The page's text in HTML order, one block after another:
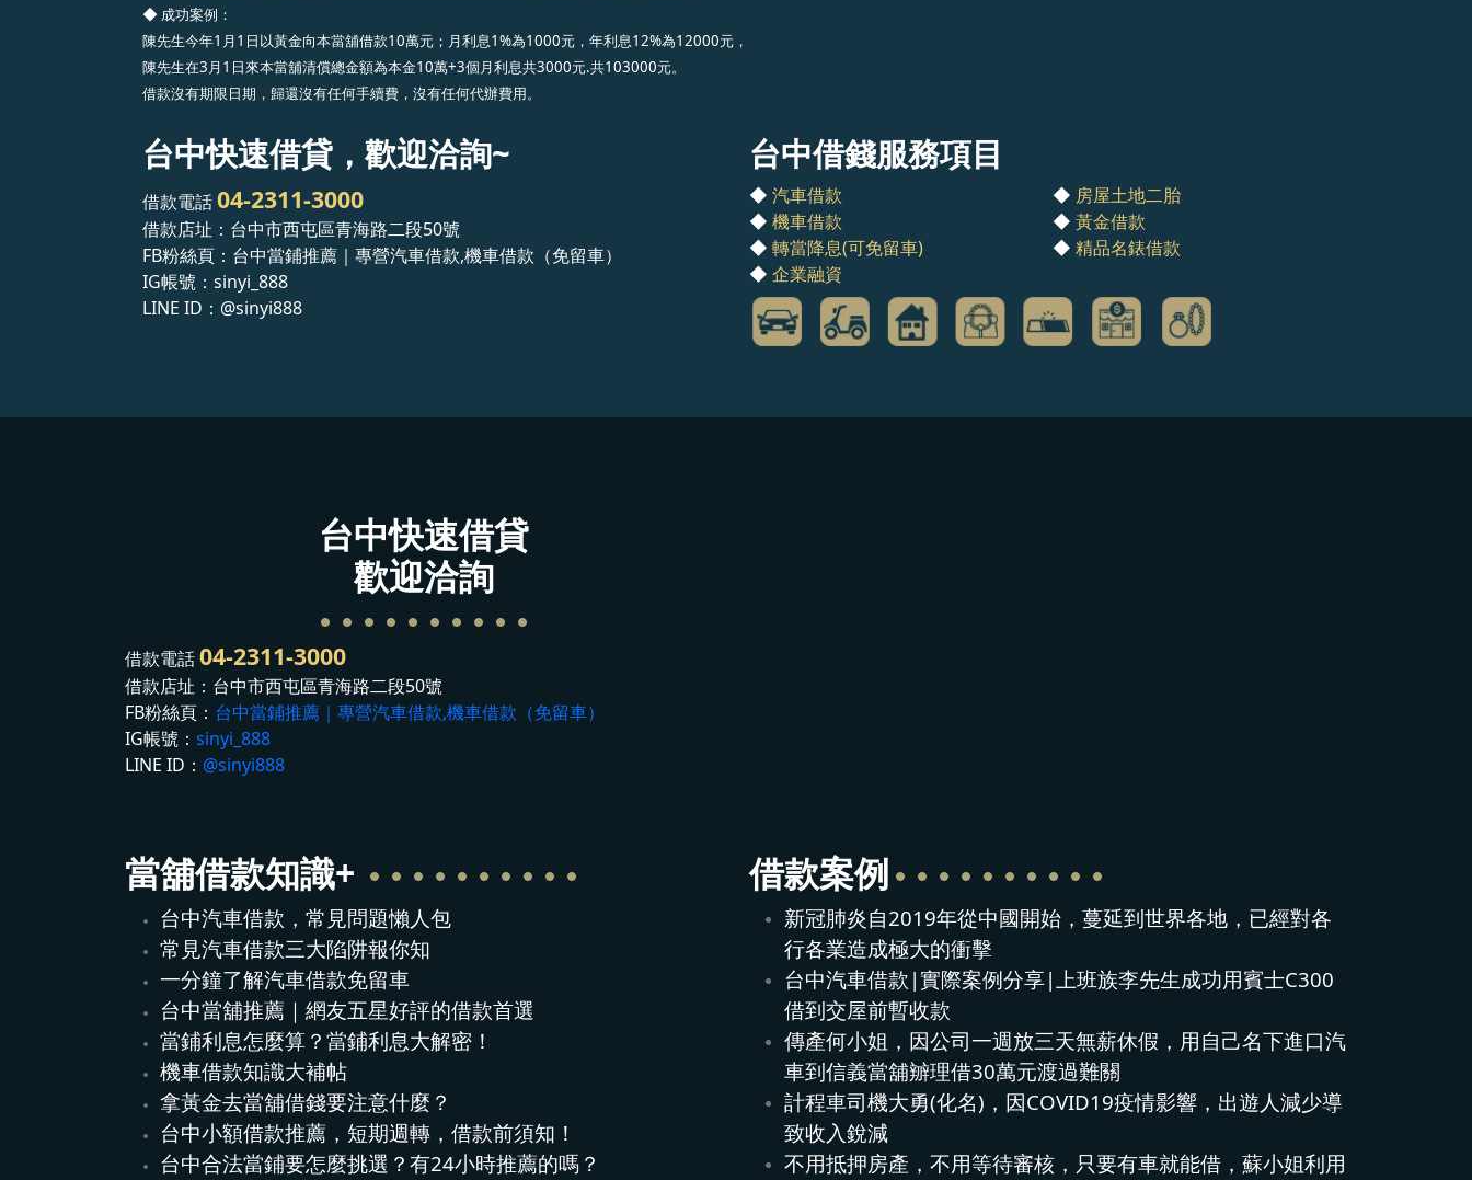
◆ 成功案例：
陳先生今年1月1日以黃金向本當舖借款10萬元；月利息1%為1000元，年利息12%為12000元，
陳先生在3月1日來本當舖清償總金額為本金10萬+3個月利息共3000元.共103000元。
借款沒有期限日期，歸還沒有任何手續費，沒有任何代辦費用。
台中快速借貸，歡迎洽詢~
借款電話04-2311-3000
借款店址：台中市西屯區青海路二段50號
FB粉絲頁：台中當鋪推薦｜專營汽車借款,機車借款（免留車）
IG帳號：sinyi_888
LINE ID： @sinyi888
台中借錢服務項目
◆ 汽車借款
◆ 機車借款
◆ 轉當降息(可免留車)
◆ 企業融資
◆ 房屋土地二胎
◆ 黃金借款
◆ 精品名錶借款
台中快速借貸
歡迎洽詢
借款電話04-2311-3000
借款店址：台中市西屯區青海路二段50號
FB粉絲頁： 台中當鋪推薦｜專營汽車借款,機車借款（免留車）
IG帳號： sinyi_888
LINE ID： @sinyi888
當舖借款知識+
台中汽車借款，常見問題懶人包
常見汽車借款三大陷阱報你知
一分鐘了解汽車借款免留車
台中當舖推薦｜網友五星好評的借款首選
當鋪利息怎麼算？當鋪利息大解密！
機車借款知識大補帖
拿黃金去當舖借錢要注意什麼？
台中小額借款推薦，短期週轉，借款前須知！
台中合法當鋪要怎麼挑選？有24小時推薦的嗎？
借款案例
新冠肺炎自2019年從中國開始，蔓延到世界各地，已經對各
行各業造成極大的衝擊
台中汽車借款|實際案例分享|上班族李先生成功用賓士C300
借到交屋前暫收款
傳產何小姐，因公司一週放三天無薪休假，用自己名下進口汽
車到信義當舖辧理借30萬元渡過難關
計程車司機大勇(化名)，因COVID19疫情影響，出遊人減少導
致收入銳減
不用抵押房產，不用等待審核，只要有車就能借，蘇小姐利用